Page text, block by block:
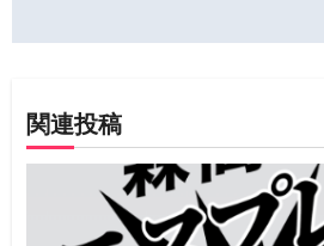
シ
ョ
関連投稿